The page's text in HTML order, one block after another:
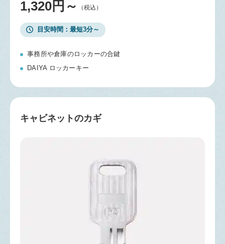
1,320円～ （税込）
目安時間 最短3分～
事務所や倉庫のロッカーの合鍵
DAIYA ロッカーキー
キャビネットのカギ